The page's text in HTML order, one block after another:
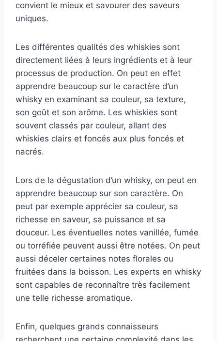
convient le mieux et savourer des saveurs
uniques.
Les différentes qualités des whiskies sont
directement liées à leurs ingrédients et à leur
processus de production. On peut en effet
apprendre beaucoup sur le caractère d’un
whisky en examinant sa couleur, sa texture,
son goût et son arôme. Les whiskies sont
souvent classés par couleur, allant des
whiskies clairs et foncés aux plus foncés et
nacrés.
Lors de la dégustation d’un whisky, on peut en
apprendre beaucoup sur son caractère. On
peut par exemple apprécier sa couleur, sa
richesse en saveur, sa puissance et sa
douceur. Les éventuelles notes vanillée, fumée
ou torréfiée peuvent aussi être notées. On peut
aussi déceler certaines notes florales ou
fruitées dans la boisson. Les experts en whisky
sont capables de reconnaître très facilement
une telle richesse aromatique.
Enfin, quelques grands connaisseurs